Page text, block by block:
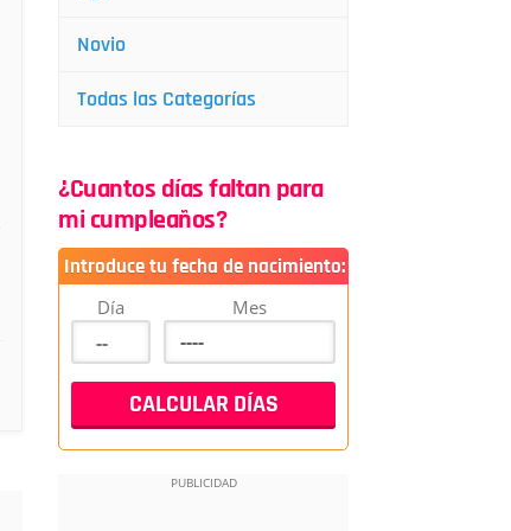
Novio
Todas las Categorías
¿Cuantos días faltan para
mi cumpleaños?
Introduce tu fecha de nacimiento:
Día Mes